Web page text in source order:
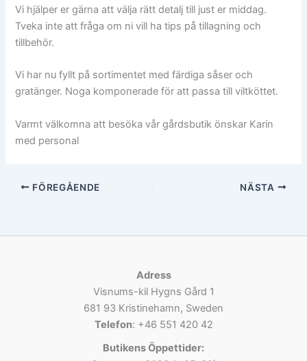
Vi hjälper er gärna att välja rätt detalj till just er middag.
Tveka inte att fråga om ni vill ha tips på tillagning och
tillbehör.
Vi har nu fyllt på sortimentet med färdiga såser och
gratänger. Noga komponerade för att passa till viltköttet.
Varmt välkomna att besöka vår gårdsbutik önskar Karin
med personal
FÖREGÅENDE NÄSTA
Adress
Visnums-kil Hygns Gård 1
681 93 Kristinehamn, Sweden
Telefon: +46 551 420 42
Butikens Öppettider: